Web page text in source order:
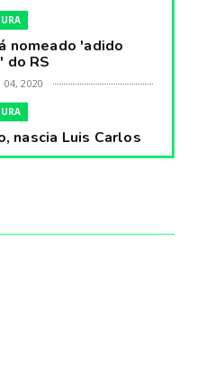
nomeado 'adido
do RS
2020
nascia Luis Carlos
...
Gauchesca - parte